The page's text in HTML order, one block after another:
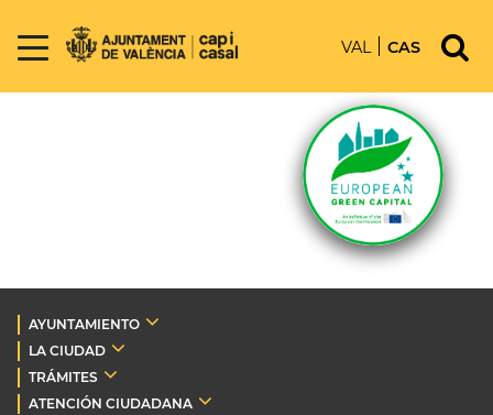
VAL CAS
AYUNTAMIENTO
LA CIUDAD
TRÁMITES
ATENCIÓN CIUDADANA